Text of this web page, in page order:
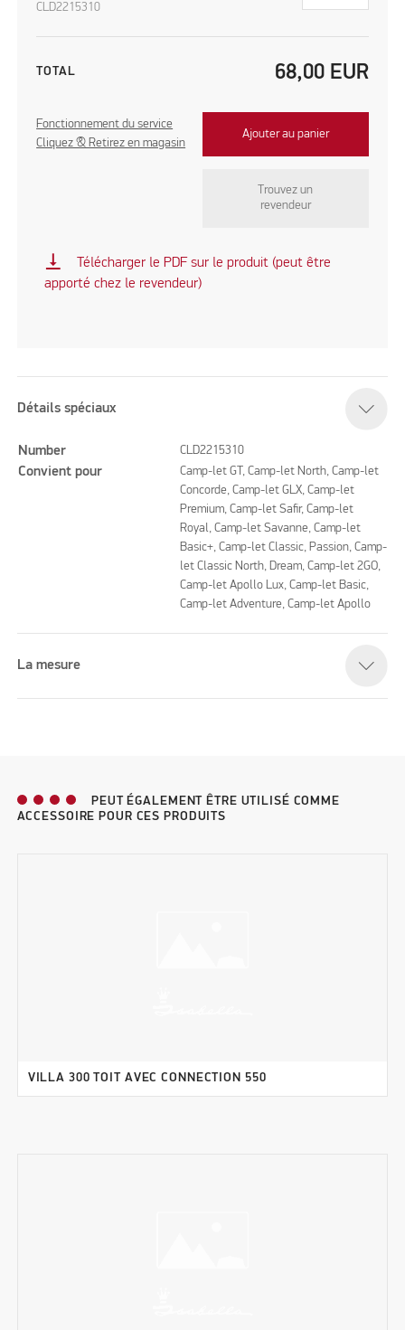
CLD2215310
TOTAL 68,00 EUR
Fonctionnement du service
Cliquez & Retirez en magasin
Ajouter au panier
Trouvez un
revendeur
vertical_align_bottom
Télécharger le PDF sur le produit (peut être
apporté chez le revendeur)
Détails spéciaux
Number CLD2215310
Convient pour
Camp-let GT, Camp-let North, Camp-let
Concorde, Camp-let GLX, Camp-let
Premium, Camp-let Safir, Camp-let
Royal, Camp-let Savanne, Camp-let
Basic+, Camp-let Classic, Passion, Camp-
let Classic North, Dream, Camp-let 2GO,
Camp-let Apollo Lux, Camp-let Basic,
Camp-let Adventure, Camp-let Apollo
La mesure
PEUT ÉGALEMENT ÊTRE UTILISÉ COMME
ACCESSOIRE POUR CES PRODUITS
VILLA 300 TOIT AVEC CONNECTION 550